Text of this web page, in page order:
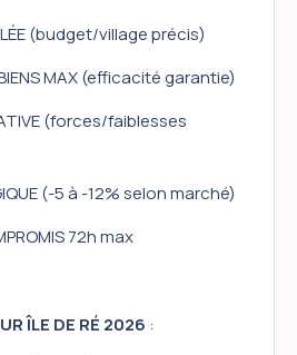
(budget/village précis)
MAX (efficacité garantie)
(forces/faiblesses
(-5 à -12% selon marché)
72h max
ÎLE DE RÉ 2026 :